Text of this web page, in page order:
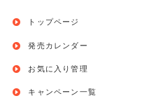
トップページ
発売カレンダー
お気に入り管理
キャンペーン一覧